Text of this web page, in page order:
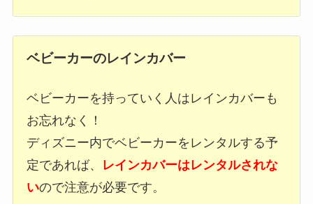
ベビーカーのレインカバー
ベビーカーを持っていく人はレインカバーも
お忘れなく！
ディズニー内でベビーカーをレンタルする予
定であれば、
レインカバーはレンタルされな
いので注意が必要です。